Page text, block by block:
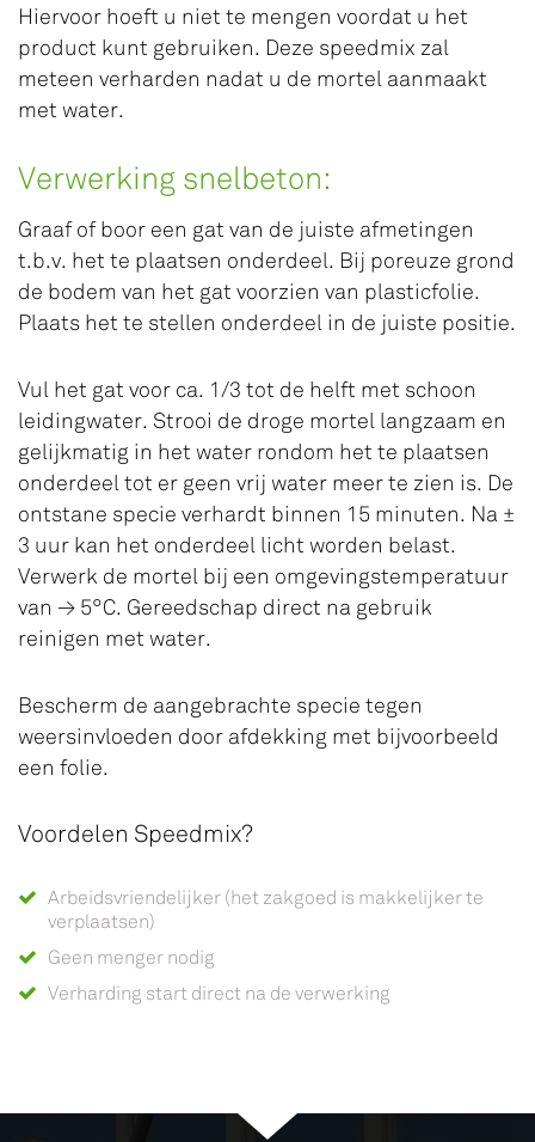
Hiervoor hoeft u niet te mengen voordat u het
product kunt gebruiken. Deze speedmix zal
meteen verharden nadat u de mortel aanmaakt
met water.
Verwerking snelbeton:
Graaf of boor een gat van de juiste afmetingen
t.b.v. het te plaatsen onderdeel. Bij poreuze grond
de bodem van het gat voorzien van plasticfolie.
Plaats het te stellen onderdeel in de juiste positie.
Vul het gat voor ca. 1/3 tot de helft met schoon
leidingwater. Strooi de droge mortel langzaam en
gelijkmatig in het water rondom het te plaatsen
onderdeel tot er geen vrij water meer te zien is. De
ontstane specie verhardt binnen 15 minuten. Na ±
3 uur kan het onderdeel licht worden belast.
Verwerk de mortel bij een omgevingstemperatuur
van ≥ 5°C. Gereedschap direct na gebruik
reinigen met water.
Bescherm de aangebrachte specie tegen
weersinvloeden door afdekking met bijvoorbeeld
een folie.
Voordelen Speedmix?
Arbeidsvriendelijker (het zakgoed is makkelijker te
verplaatsen)
Geen menger nodig
Verharding start direct na de verwerking